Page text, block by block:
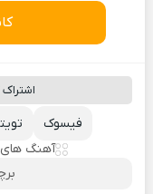
فیسوک
آهنگ